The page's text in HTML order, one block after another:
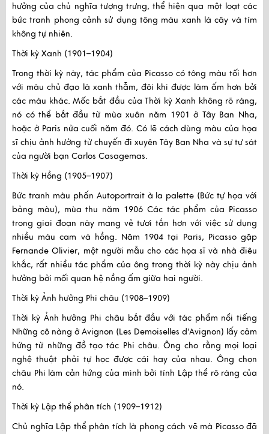
hưởng của chủ nghĩa tượng trưng, thể hiện qua một loạt các
bức tranh phong cảnh sử dụng tông màu xanh lá cây và tím
không tự nhiên.
Thời kỳ Xanh (1901–1904)
Trong thời kỳ này, tác phẩm của Picasso có tông màu tối hơn
với màu chủ đạo là xanh thẫm, đôi khi được làm ấm hơn bởi
các màu khác. Mốc bắt đầu của Thời kỳ Xanh không rõ ràng,
nó có thể bắt đầu từ mùa xuân năm 1901 ở Tây Ban Nha,
hoặc ở Paris nửa cuối năm đó. Có lẽ cách dùng màu của họa
sĩ chịu ảnh hưởng từ chuyến đi xuyên Tây Ban Nha và sự tự sát
của người bạn Carlos Casagemas.
Thời kỳ Hồng (1905–1907)
Bức tranh màu phấn Autoportrait à la palette (Bức tự họa với
bảng màu), mùa thu năm 1906 Các tác phẩm của Picasso
trong giai đoạn này mang vẻ tươi tắn hơn với việc sử dụng
nhiều màu cam và hồng. Năm 1904 tại Paris, Picasso gặp
Fernande Olivier, một người mẫu cho các họa sĩ và nhà điêu
khắc, rất nhiều tác phẩm của ông trong thời kỳ này chịu ảnh
hưởng bởi mối quan hệ nồng ấm giữa hai người.
Thời kỳ Ảnh hưởng Phi châu (1908–1909)
Thời kỳ Ảnh hưởng Phi châu bắt đầu với tác phẩm nổi tiếng
Những cô nàng ở Avignon (Les Demoiselles d'Avignon) lấy cảm
hứng từ những đồ tạo tác Phi châu. Ông cho rằng mọi loại
nghệ thuật phải tự học được cái hay của nhau. Ông chọn
châu Phi làm cản hứng của mình bởi tính Lập thể rõ ràng của
nó.
Thời kỳ Lập thể phân tích (1909–1912)
Chủ nghĩa Lập thể phân tích là phong cách vẽ mà Picasso đã